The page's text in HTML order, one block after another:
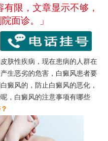
有限，文章显示不够，
面诊。」
性疾病，现在患病的人群在
生恶劣的危害，白癜风患者要
癜风的，防止白癜风的恶化，
，白癜风的注意事项有哪些